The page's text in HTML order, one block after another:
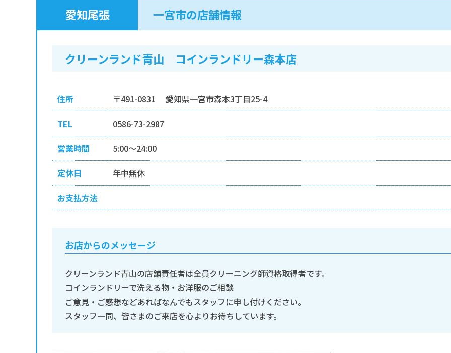
愛知尾張 一宮市の店舗情報
クリーンランド青山 コインランドリー森本店
住所 〒491-0831 愛知県一宮市森本3丁目25-4
TEL 0586-73-2987
営業時間 5:00～24:00
定休日 年中無休
お支払方法
お店からのメッセージ
クリーンランド青山の店舗責任者は全員クリーニング師資格取得者です。
コインランドリーで洗える物・お洋服のご相談
ご意見・ご感想などあればなんでもスタッフに申し付けください。
スタッフ一同、皆さまのご来店を心よりお待ちしています。